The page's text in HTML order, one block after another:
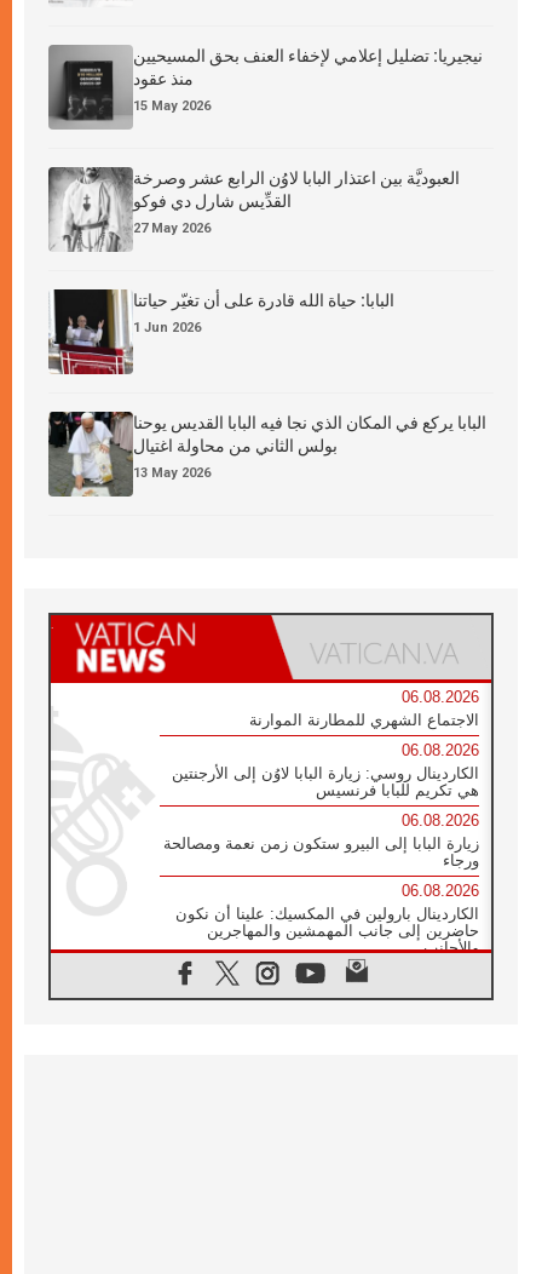
نيجيريا: تضليل إعلامي لإخفاء العنف بحق المسيحيين
منذ عقود
15 May 2026
العبوديَّة بين اعتذار البابا لاوُن الرابع عشر وصرخة
القدِّيس شارل دي فوكو
27 May 2026
البابا: حياة الله قادرة على أن تغيّر حياتنا
1 Jun 2026
البابا يركع في المكان الذي نجا فيه البابا القديس يوحنا
بولس الثاني من محاولة اغتيال
13 May 2026
06.08.2026
الاجتماع الشهري للمطارنة الموارنة
06.08.2026
الكاردينال روسي: زيارة البابا لاوُن إلى الأرجنتين
هي تكريم للبابا فرنسيس
06.08.2026
زيارة البابا إلى البيرو ستكون زمن نعمة ومصالحة
ورجاء
06.08.2026
الكاردينال بارولين في المكسيك: علينا أن نكون
حاضرين إلى جانب المهمشين والمهاجرين
والأجانب
البابا لاوُن الرابع عشر للشباب في أسيزي: